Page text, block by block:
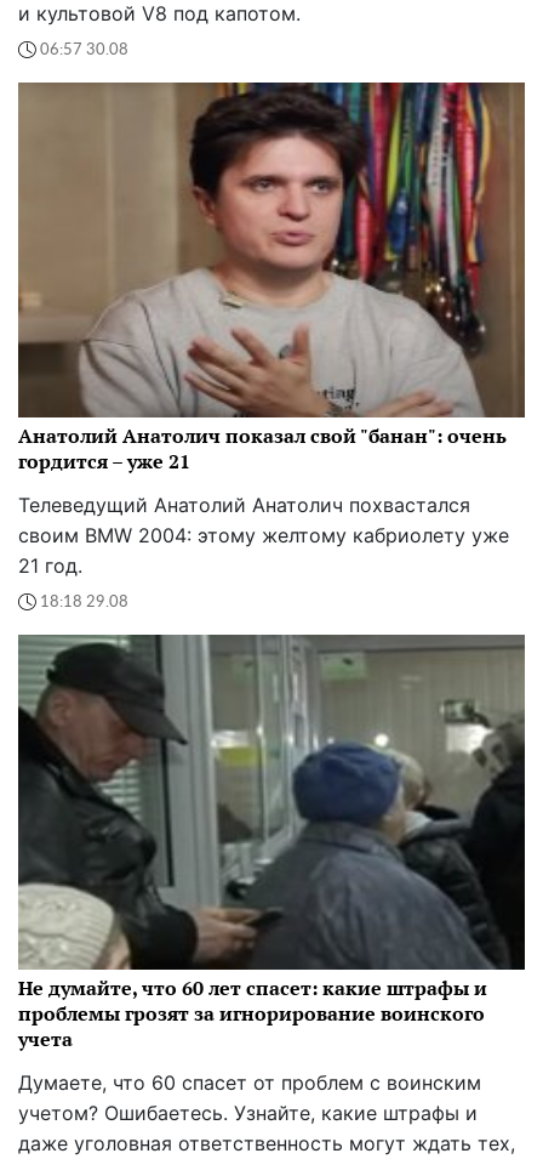
и культовой V8 под капотом.
06:57 30.08
Анатолий Анатолич показал свой "банан": очень
гордится – уже 21
Телеведущий Анатолий Анатолич похвастался
своим BMW 2004: этому желтому кабриолету уже
21 год.
18:18 29.08
Не думайте, что 60 лет спасет: какие штрафы и
проблемы грозят за игнорирование воинского
учета
Думаете, что 60 спасет от проблем с воинским
учетом? Ошибаетесь. Узнайте, какие штрафы и
даже уголовная ответственность могут ждать тех,